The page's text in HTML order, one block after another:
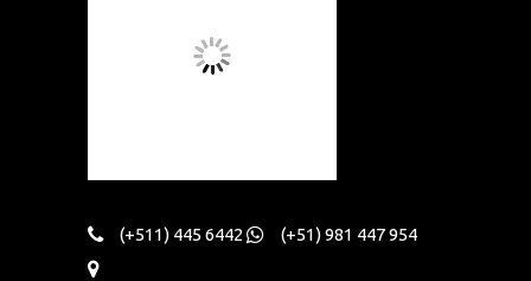
(+511) 445 6442 (+51) 981 447 954